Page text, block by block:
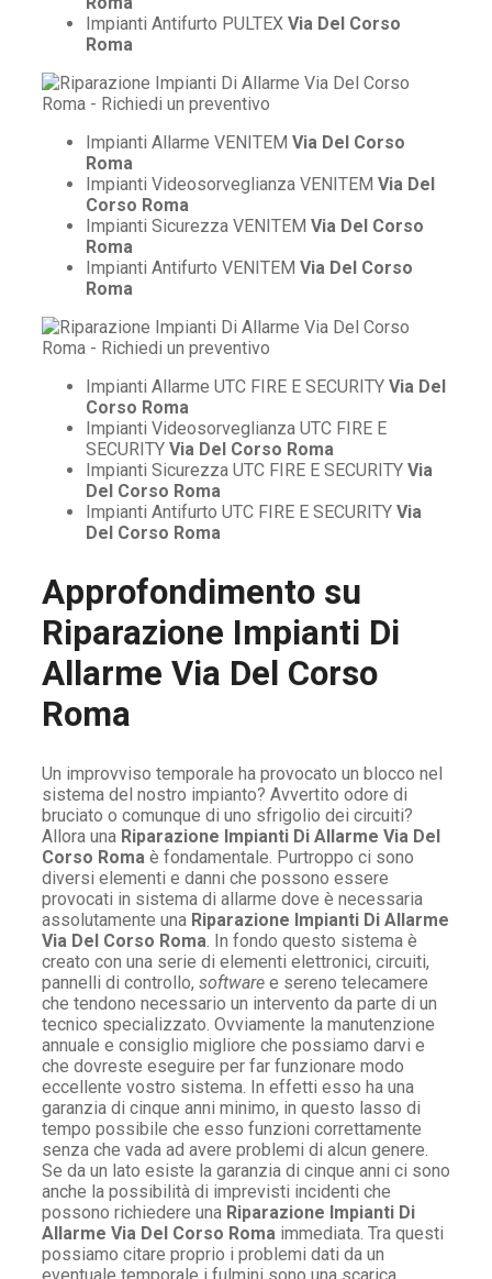
Impianti Antifurto PULTEX Via Del Corso
Roma
Impianti Allarme VENITEM Via Del Corso
Roma
Impianti Videosorveglianza VENITEM Via Del
Corso Roma
Impianti Sicurezza VENITEM Via Del Corso
Roma
Impianti Antifurto VENITEM Via Del Corso
Roma
Impianti Allarme UTC FIRE E SECURITY Via Del
Corso Roma
Impianti Videosorveglianza UTC FIRE E
SECURITY Via Del Corso Roma
Impianti Sicurezza UTC FIRE E SECURITY Via
Del Corso Roma
Impianti Antifurto UTC FIRE E SECURITY Via
Del Corso Roma
Approfondimento su
Riparazione Impianti Di
Allarme Via Del Corso
Roma
Un improvviso temporale ha provocato un blocco nel
sistema del nostro impianto? Avvertito odore di
bruciato o comunque di uno sfrigolio dei circuiti?
Allora una Riparazione Impianti Di Allarme Via Del
Corso Roma è fondamentale. Purtroppo ci sono
diversi elementi e danni che possono essere
provocati in sistema di allarme dove è necessaria
assolutamente una Riparazione Impianti Di Allarme
Via Del Corso Roma . In fondo questo sistema è
creato con una serie di elementi elettronici, circuiti,
pannelli di controllo, software e sereno telecamere
che tendono necessario un intervento da parte di un
tecnico specializzato. Ovviamente la manutenzione
annuale e consiglio migliore che possiamo darvi e
che dovreste eseguire per far funzionare modo
eccellente vostro sistema. In effetti esso ha una
garanzia di cinque anni minimo, in questo lasso di
tempo possibile che esso funzioni correttamente
senza che vada ad avere problemi di alcun genere.
Se da un lato esiste la garanzia di cinque anni ci sono
anche la possibilità di imprevisti incidenti che
possono richiedere una Riparazione Impianti Di
Allarme Via Del Corso Roma immediata. Tra questi
possiamo citare proprio i problemi dati da un
eventuale temporale i fulmini sono una scarica